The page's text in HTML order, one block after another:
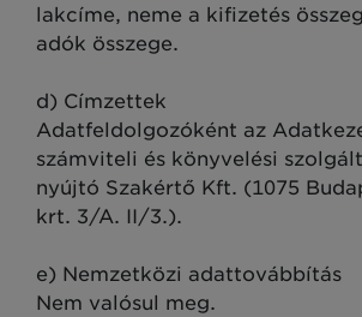
lakcíme, neme a kifizetés
adók összege.
d) Címzettek
Adatfeldolgozóként az
számviteli és könyvelési
nyújtó Szakértő Kft. (1075
krt. 3/A. II/3.).
e) Nemzetközi adattovábbítás
Nem valósul meg.